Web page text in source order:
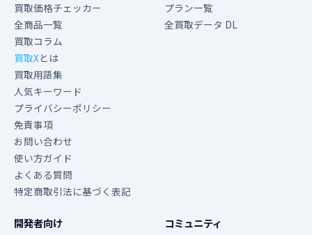
買取価格チェッカー
全商品一覧
買取コラム
買取Xとは
買取用語集
人気キーワード
プライバシーポリシー
免責事項
お問い合わせ
使い方ガイド
よくある質問
特定商取引法に基づく表記
プラン一覧
全買取データ DL
開発者向け コミュニティ